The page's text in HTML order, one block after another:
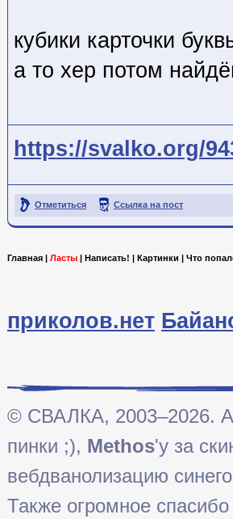
кубики карточки
а то хер потом
https://svalko.org/
Отметиться Ссылка на пост
Главная | Ласты | Написать! | Картинки | Что
приколов.нет
© СВАЛКА, 2003–2026.
пинки ;), Methos'у за
вебдванолизацию
Также огромное